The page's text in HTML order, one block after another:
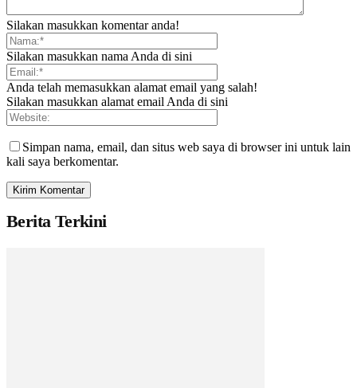
Silakan masukkan komentar anda!
Silakan masukkan nama Anda di sini
Anda telah memasukkan alamat email yang salah!
Silakan masukkan alamat email Anda di sini
Simpan nama, email, dan situs web saya di browser ini untuk lain
kali saya berkomentar.
Berita Terkini